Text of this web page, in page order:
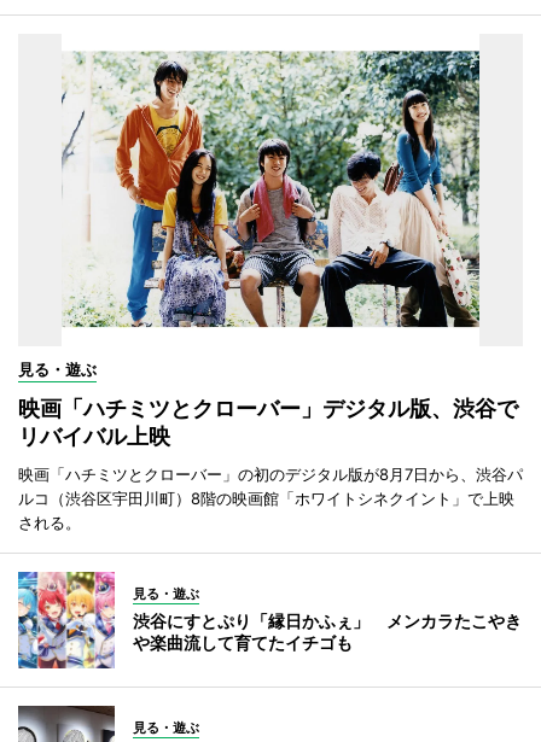
見る・遊ぶ
映画「ハチミツとクローバー」デジタル版、渋谷で
リバイバル上映
映画「ハチミツとクローバー」の初のデジタル版が8月7日から、渋谷パ
ルコ（渋谷区宇田川町）8階の映画館「ホワイトシネクイント」で上映
される。
見る・遊ぶ
渋谷にすとぷり「縁日かふぇ」 メンカラたこやき
や楽曲流して育てたイチゴも
見る・遊ぶ